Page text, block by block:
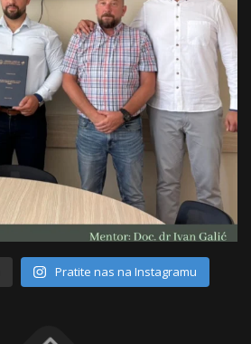
Pratite nas na Instagramu